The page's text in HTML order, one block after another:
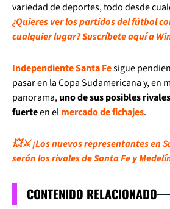
variedad de deportes, todo desde
¿Quieres ver los partidos del fútbol
cualquier lugar? Suscríbete aquí a
Independiente Santa Fesigue
pasar en la Copa Sudamericana y, en
panorama,uno de sus posibles
fuerteen elmercado de fichajes.
💥⚔️ ¡Los nuevos representantes en
serán los rivales de Santa Fe y
CONTENIDO RELACIONADO